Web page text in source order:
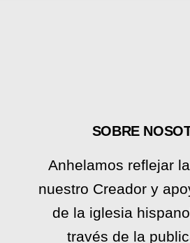
SOBRE
Anhelamos reflejar
nuestro Creador y
de la iglesia
través de la